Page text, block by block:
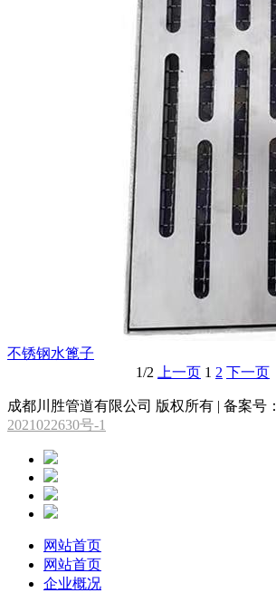
不锈钢水篦子
1/2
上一页 1 2 下一页
成都川胜管道有限公司 版权所有 | 备案号：
2021022630号-1
网站首页
网站首页
企业概况